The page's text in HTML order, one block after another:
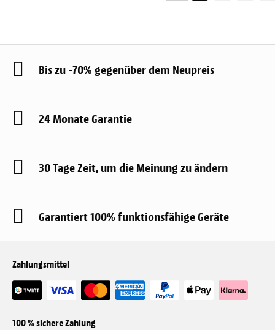
Bis zu -70% gegenüber dem Neupreis
24 Monate Garantie
30 Tage Zeit, um die Meinung zu ändern
Garantiert 100% funktionsfähige Geräte
Zahlungsmittel
100 % sichere Zahlung